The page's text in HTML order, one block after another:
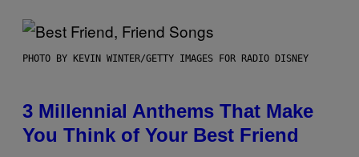
PHOTO BY KEVIN WINTER/GETTY IMAGES FOR RADIO DISNEY
3 Millennial Anthems That Make
You Think of Your Best Friend